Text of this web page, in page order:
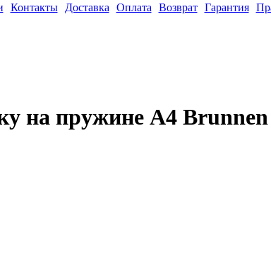
Контакты Доставка Оплата Возврат Гарантия
на пружине А4